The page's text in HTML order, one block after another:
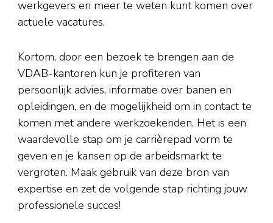
werkgevers en meer te weten kunt komen over
actuele vacatures.
Kortom, door een bezoek te brengen aan de
VDAB-kantoren kun je profiteren van
persoonlijk advies, informatie over banen en
opleidingen, en de mogelijkheid om in contact te
komen met andere werkzoekenden. Het is een
waardevolle stap om je carrièrepad vorm te
geven en je kansen op de arbeidsmarkt te
vergroten. Maak gebruik van deze bron van
expertise en zet de volgende stap richting jouw
professionele succes!